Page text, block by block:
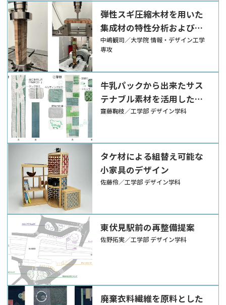
弾性スギ圧縮木材を用いた
集成材の特性分析および転
倒リスク軽減家具への応用
中嶋観司／大学院 情報・デザイン工学
専攻
牛乳パックから出来たサス
テナブル素材を活用したイ
ンテリアアイテムの提案
齋藤鞠枝／工学部 デザイン学科
タケ材による組替え可能な
小家具のデザイン
佐藤伶／工学部 デザイン学科
東伏見駅前の再整備提案
佐野拓実／工学部 デザイン学科
廃棄衣料繊維を原料とした